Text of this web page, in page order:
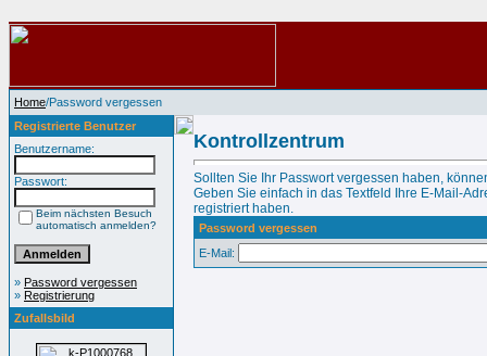
Home/Password vergessen
Registrierte Benutzer
Benutzername:
Passwort:
Beim nächsten Besuch
automatisch anmelden?
» Password vergessen
» Registrierung
Zufallsbild
Kontrollzentrum
Sollten Sie Ihr Passwort vergessen haben,
Geben Sie einfach in das Textfeld Ihre E-Mail-
registriert haben.
Password vergessen
E-Mail: